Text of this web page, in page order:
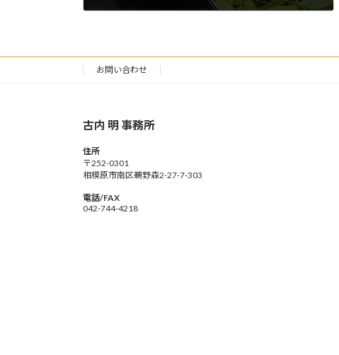
お問い合わせ
古内 明 事務所
住所
〒252-0301
相模原市南区鵜野森2-27-7-303
電話/FAX
042-744-4218